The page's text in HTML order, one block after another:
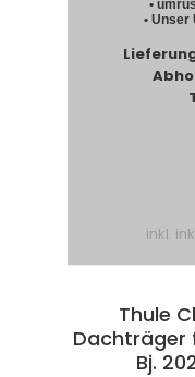
•
• Unser
inkl.
Thule
Dachträger
Bj.